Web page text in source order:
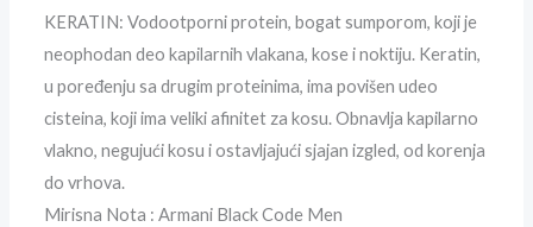
KERATIN: Vodootporni protein, bogat sumporom, koji je
neophodan deo kapilarnih vlakana, kose i noktiju. Keratin,
u poređenju sa drugim proteinima, ima povišen udeo
cisteina, koji ima veliki afinitet za kosu. Obnavlja kapilarno
vlakno, negujući kosu i ostavljajući sjajan izgled, od korenja
do vrhova.
Mirisna Nota : Armani Black Code Men